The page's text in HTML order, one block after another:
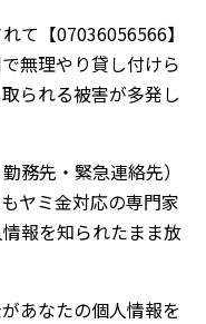
て【07036056566】
無理やり貸し付けら
られる被害が多発し
務先・緊急連絡先）
ヤミ金対応の専門家
報を知られたまま放
あなたの個人情報を